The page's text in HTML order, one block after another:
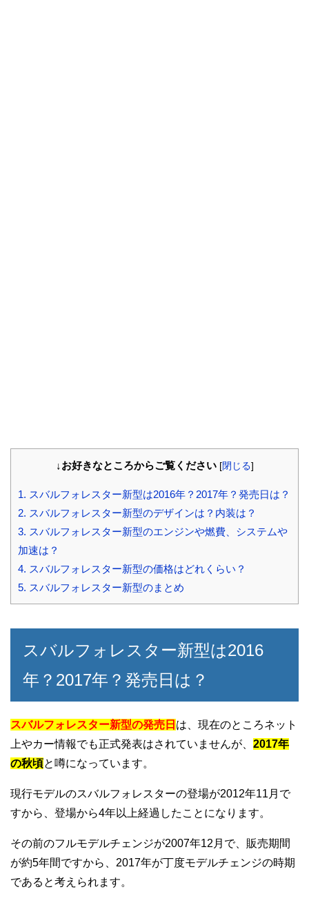
↓お好きなところからご覧ください [閉じる]
1. スバルフォレスター新型は2016年？2017年？発売日は？
2. スバルフォレスター新型のデザインは？内装は？
3. スバルフォレスター新型のエンジンや燃費、システムや
加速は？
4. スバルフォレスター新型の価格はどれくらい？
5. スバルフォレスター新型のまとめ
スバルフォレスター新型は2016
年？2017年？発売日は？
スバルフォレスター新型の発売日 は、現在のところネット
上やカー情報でも正式発表はされていませんが、 2017年
の秋頃と噂になっています。
現行モデルのスバルフォレスターの登場が2012年11月で
すから、登場から4年以上経過したことになります。
その前のフルモデルチェンジが2007年12月で、販売期間
が約5年間ですから、2017年が丁度モデルチェンジの時期
であると考えられます。